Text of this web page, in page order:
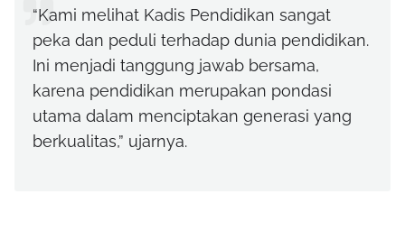
“Kami melihat Kadis Pendidikan sangat
peka dan peduli terhadap dunia pendidikan.
Ini menjadi tanggung jawab bersama,
karena pendidikan merupakan pondasi
utama dalam menciptakan generasi yang
berkualitas,” ujarnya.